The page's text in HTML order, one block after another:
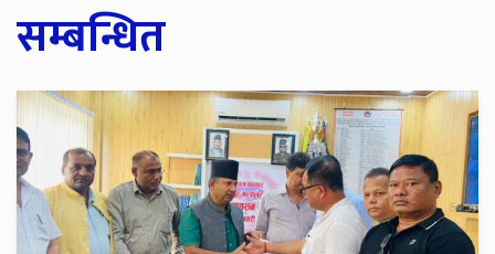
सम्बन्धित